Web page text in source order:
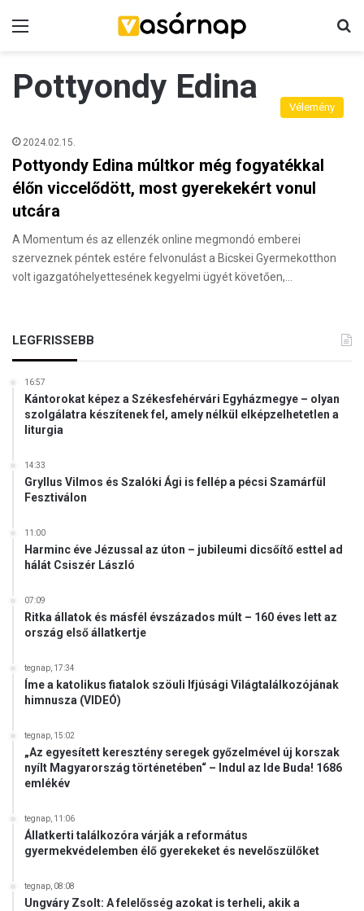
Pottyondy Edina
Vélemény
2024.02.15.
Pottyondy Edina múltkor még fogyatékkal
élőn viccelődött, most gyerekekért vonul
utcára
A Momentum és az ellenzék online megmondó emberei
szerveznek péntek estére felvonulást a Bicskei Gyermekotthon
volt igazgatóhelyettesének kegyelmi ügyét követően,…
LEGFRISSEBB
16:57
Kántorokat képez a Székesfehérvári Egyházmegye – olyan
szolgálatra készítenek fel, amely nélkül elképzelhetetlen a
liturgia
14:33
Gryllus Vilmos és Szalóki Ági is fellép a pécsi Szamárfül
Fesztiválon
11:00
Harminc éve Jézussal az úton – jubileumi dicsőítő esttel ad
hálát Csiszér László
07:09
Ritka állatok és másfél évszázados múlt – 160 éves lett az
ország első állatkertje
tegnap, 17:34
Íme a katolikus fiatalok szöuli Ifjúsági Világtalálkozójának
himnusza (VIDEÓ)
tegnap, 15:02
„Az egyesített keresztény seregek győzelmével új korszak
nyílt Magyarország történetében“ – Indul az Ide Buda! 1686
emlékév
tegnap, 11:06
Állatkerti találkozóra várják a református
gyermekvédelemben élő gyerekeket és nevelőszülőket
tegnap, 08:08
Ungváry Zsolt: A felelősség azokat is terheli, akik a